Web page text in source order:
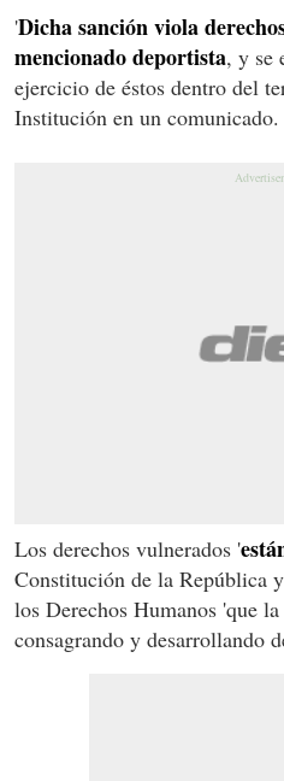
'Dicha sanción viola
mencionado deportista, y se
ejercicio de éstos dentro del
Institución en un comunicado.
Los derechos vulnerados '
Constitución de la República
los Derechos Humanos 'que
consagrando y desarrollando